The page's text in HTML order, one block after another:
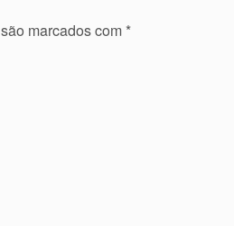
marcados com *